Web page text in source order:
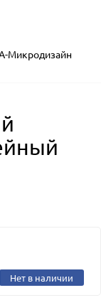
Микродизайн
Нет в наличии